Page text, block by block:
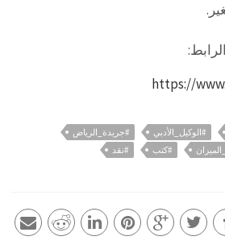
https://
#الوكيل_الأدبي
#جريدة_الرياض
#كتب #نقد